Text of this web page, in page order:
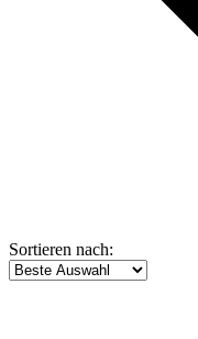
Sortieren nach: